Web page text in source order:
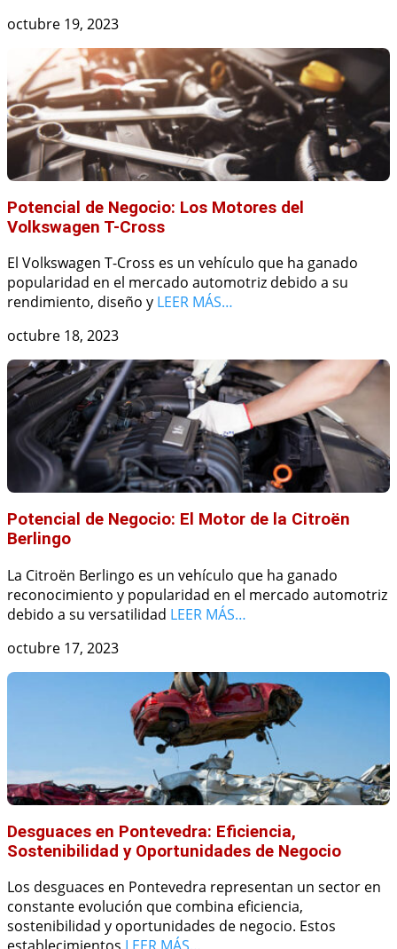
octubre 19, 2023
Potencial de Negocio: Los Motores del
Volkswagen T-Cross
El Volkswagen T-Cross es un vehículo que ha ganado
popularidad en el mercado automotriz debido a su
rendimiento, diseño y LEER MÁS…
octubre 18, 2023
Potencial de Negocio: El Motor de la Citroën
Berlingo
La Citroën Berlingo es un vehículo que ha ganado
reconocimiento y popularidad en el mercado automotriz
debido a su versatilidad LEER MÁS…
octubre 17, 2023
Desguaces en Pontevedra: Eficiencia,
Sostenibilidad y Oportunidades de Negocio
Los desguaces en Pontevedra representan un sector en
constante evolución que combina eficiencia,
sostenibilidad y oportunidades de negocio. Estos